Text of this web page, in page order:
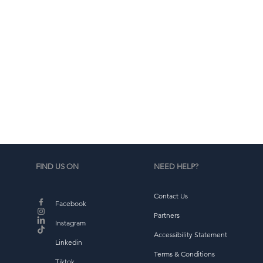
FIND US ON
Facebook
Instagram
Linkedin
NEED HELP?
Contact Us
Partners
Accessibility Statement
Terms & Conditions